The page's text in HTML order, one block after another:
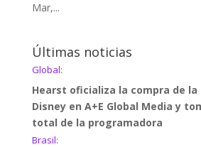
Mar,...
Últimas noticias
Global:
Hearst oficializa la compra de
Disney en A+E Global Media y
total de la programadora
Brasil: